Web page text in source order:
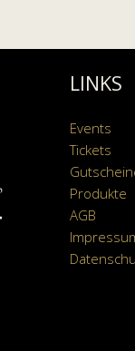
LINKS
Events
Tickets
Produkte
AGB